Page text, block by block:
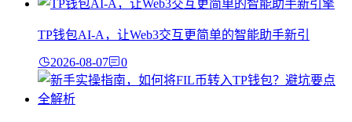
TP钱包AI-A，让Web3交互更简单的智能助手新引
2026-08-07 0